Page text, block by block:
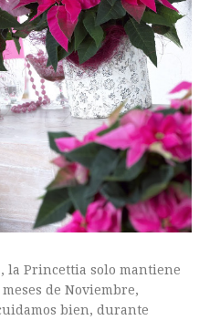
…
…
la Princettia solo mantiene
de Noviembre,
bien, durante